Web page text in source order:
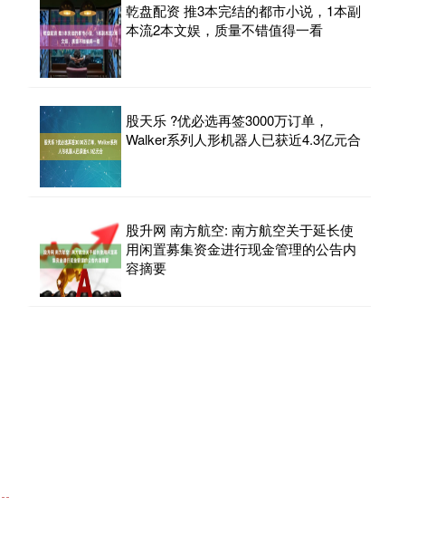
乾盘配资 推3本完结的都市小说，1本副
本流2本文娱，质量不错值得一看
股天乐 ?优必选再签3000万订单，
Walker系列人形机器人已获近4.3亿元合
股升网 南方航空: 南方航空关于延长使
用闲置募集资金进行现金管理的公告内
容摘要